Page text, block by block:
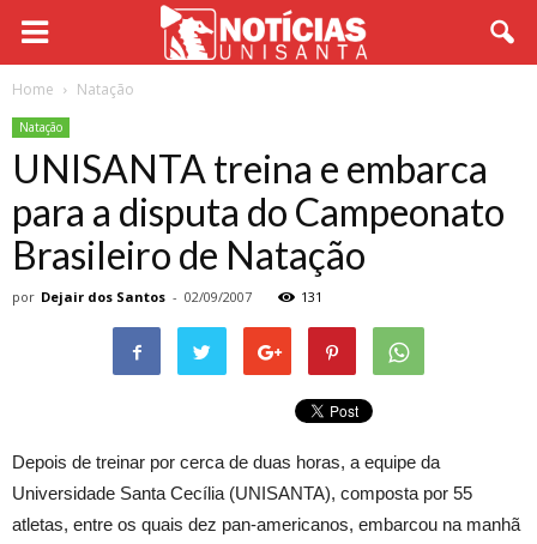
Home Natação
Natação
UNISANTA treina e embarca
para a disputa do Campeonato
Brasileiro de Natação
por Dejair dos Santos - 02/09/2007 131
Depois de treinar por cerca de duas horas, a equipe da
Universidade Santa Cecília (UNISANTA), composta por 55
atletas, entre os quais dez pan-americanos, embarcou na manhã